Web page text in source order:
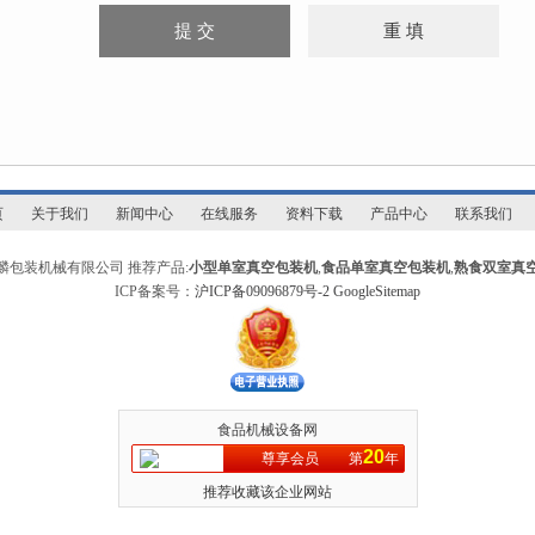
关于我们 新闻中心 在线服务 资料下载 产品中心 联系我们
包装机械有限公司 推荐产品:小型单室真空包装机,食品单室真空包装机,熟食双室真
ICP备案号： 沪ICP备09096879号-2 GoogleSitemap
食品机械设备网
尊享会员
第20年
推荐收藏该企业网站